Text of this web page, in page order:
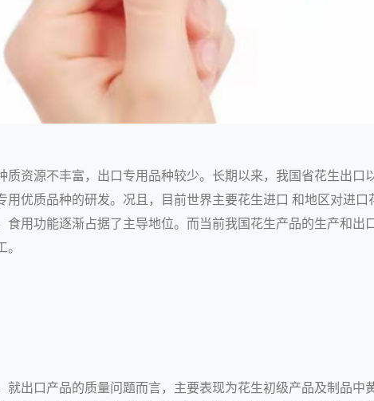
资源不丰富，出口专用品种较少。长期以来，我国省花生出口
优质品种的研发。况且，目前世界主要花生进口 和地区对进
用功能逐渐占据了主导地位。而当前我国花生产品的生产和出
就出口产品的质量问题而言，主要表现为花生初级产品及制品中